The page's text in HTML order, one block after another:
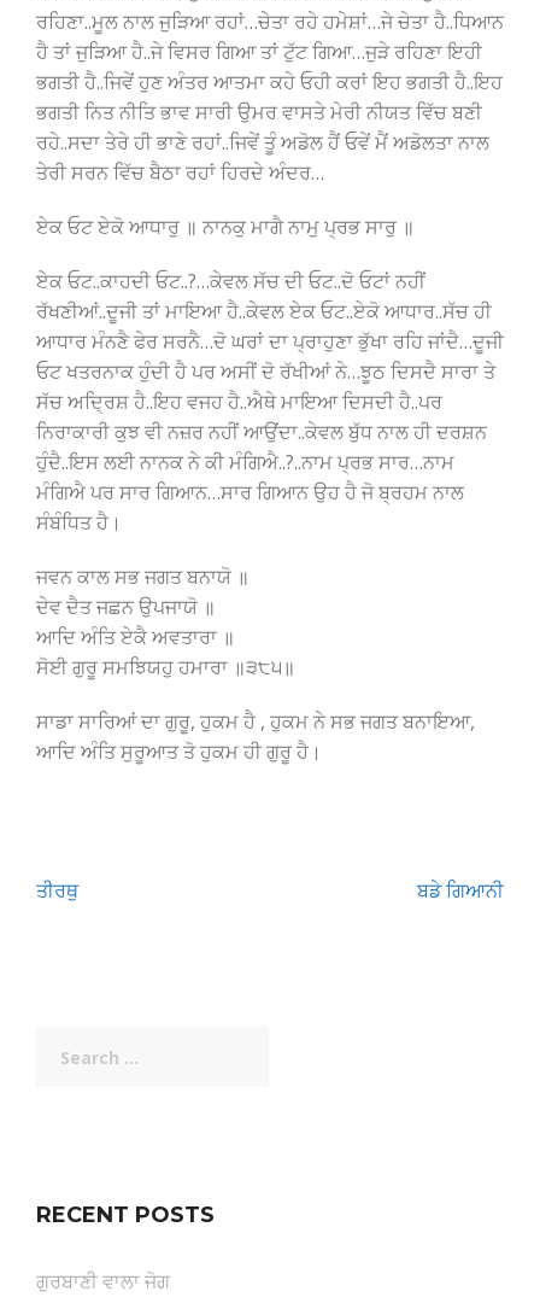
ਰਹਿਣਾ..ਮੂਲ ਨਾਲ ਜੁੜਿਆ ਰਹਾਂ…ਚੇਤਾ ਰਹੇ ਹਮੇਸ਼ਾਂ…ਜੇ ਚੇਤਾ ਹੈ..ਧਿਆਨ
ਹੈ ਤਾਂ ਜੁੜਿਆ ਹੈ..ਜੇ ਵਿਸਰ ਗਿਆ ਤਾਂ ਟੁੱਟ ਗਿਆ…ਜੁੜੇ ਰਹਿਣਾ ਇਹੀ
ਭਗਤੀ ਹੈ..ਜਿਵੇਂ ਹੁਣ ਅੰਤਰ ਆਤਮਾ ਕਹੇ ਓਹੀ ਕਰਾਂ ਇਹ ਭਗਤੀ ਹੈ..ਇਹ
ਭਗਤੀ ਨਿਤ ਨੀਤਿ ਭਾਵ ਸਾਰੀ ਉਮਰ ਵਾਸਤੇ ਮੇਰੀ ਨੀਯਤ ਵਿੱਚ ਬਣੀ
ਰਹੇ..ਸਦਾ ਤੇਰੇ ਹੀ ਭਾਣੇ ਰਹਾਂ..ਜਿਵੇਂ ਤੂੰ ਅਡੋਲ ਹੈਂ ਓਵੇਂ ਮੈਂ ਅਡੋਲਤਾ ਨਾਲ
ਤੇਰੀ ਸਰਨ ਵਿੱਚ ਬੈਠਾ ਰਹਾਂ ਹਿਰਦੇ ਅੰਦਰ…
ਏਕ ਓਟ ਏਕੋ ਆਧਾਰੁ ॥ ਨਾਨਕੁ ਮਾਗੈ ਨਾਮੁ ਪ੍ਰਭ ਸਾਰੁ ॥
ਏਕ ਓਟ..ਕਾਹਦੀ ਓਟ..?…ਕੇਵਲ ਸੱਚ ਦੀ ਓਟ..ਦੋ ਓਟਾਂ ਨਹੀਂ
ਰੱਖਣੀਆਂ..ਦੂਜੀ ਤਾਂ ਮਾਇਆ ਹੈ..ਕੇਵਲ ਏਕ ਓਟ..ਏਕੋ ਆਧਾਰ..ਸੱਚ ਹੀ
ਆਧਾਰ ਮੰਨਣੈ ਫੇਰ ਸਰਨੈ…ਦੋ ਘਰਾਂ ਦਾ ਪ੍ਰਾਹੁਣਾ ਭੁੱਖਾ ਰਹਿ ਜਾਂਦੈ…ਦੂਜੀ
ਓਟ ਖਤਰਨਾਕ ਹੁੰਦੀ ਹੈ ਪਰ ਅਸੀਂ ਦੋ ਰੱਖੀਆਂ ਨੇ…ਝੂਠ ਦਿਸਦੈ ਸਾਰਾ ਤੇ
ਸੱਚ ਅਦ੍ਰਿਸ਼ ਹੈ..ਇਹ ਵਜਹ ਹੈ..ਐਥੇ ਮਾਇਆ ਦਿਸਦੀ ਹੈ..ਪਰ
ਨਿਰਾਕਾਰੀ ਕੁਝ ਵੀ ਨਜ਼ਰ ਨਹੀਂ ਆਉਂਦਾ..ਕੇਵਲ ਬੁੱਧ ਨਾਲ ਹੀ ਦਰਸ਼ਨ
ਹੁੰਦੈ..ਇਸ ਲਈ ਨਾਨਕ ਨੇ ਕੀ ਮੰਗਿਐ..?..ਨਾਮ ਪ੍ਰਭ ਸਾਰ…ਨਾਮ
ਮੰਗਿਐ ਪਰ ਸਾਰ ਗਿਆਨ…ਸਾਰ ਗਿਆਨ ਉਹ ਹੈ ਜੋ ਬ੍ਰਹਮ ਨਾਲ
ਸੰਬੰਧਿਤ ਹੈ।
ਜਵਨ ਕਾਲ ਸਭ ਜਗਤ ਬਨਾਯੋ ॥
ਦੇਵ ਦੈਤ ਜਛਨ ਉਪਜਾਯੋ ॥
ਆਦਿ ਅੰਤਿ ਏਕੈ ਅਵਤਾਰਾ ॥
ਸੋਈ ਗੁਰੂ ਸਮਝਿਯਹੁ ਹਮਾਰਾ ॥੩੮੫॥
ਸਾਡਾ ਸਾਰਿਆਂ ਦਾ ਗੁਰੂ, ਹੁਕਮ ਹੈ , ਹੁਕਮ ਨੇ ਸਭ ਜਗਤ ਬਨਾਇਆ,
ਆਦਿ ਅੰਤਿ ਸੁਰੂਆਤ ਤੋ ਹੁਕਮ ਹੀ ਗੁਰੂ ਹੈ।
Post
ਤੀਰਥੁ ਬਡੇ ਗਿਆਨੀ
for:
RECENT POSTS
ਗੁਰਬਾਣੀ ਵਾਲਾ ਜੋਗ